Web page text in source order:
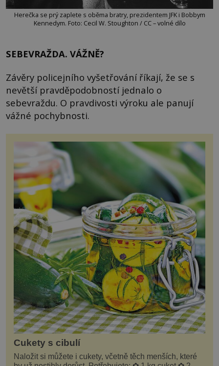
Herečka se prý zaplete s oběma bratry, prezidentem JFK i Bobbym
Kennedym. Foto: Cecil W. Stoughton / CC – volné dílo
SEBEVRAŽDA. VÁŽNĚ?
Závěry policejního vyšetřování říkají, že se s
nevětší pravděpodobností jednalo o
sebevraždu. O pravdivosti výroku ale panují
vážné pochybnosti.
Cukety s cibulí
Naložit si můžete i cukety, včetně těch menších, které